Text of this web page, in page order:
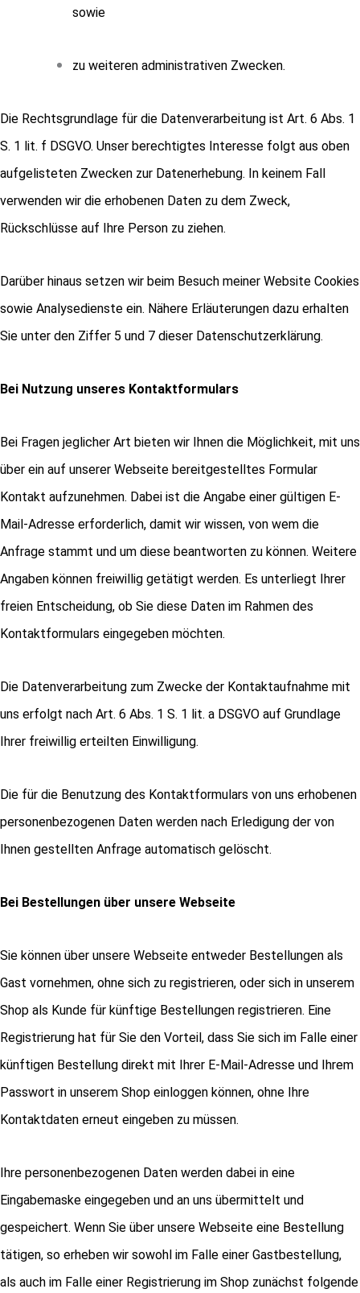
sowie
zu weiteren administrativen Zwecken.
Die Rechtsgrundlage für die Datenverarbeitung ist Art. 6 Abs. 1
S. 1 lit. f DSGVO. Unser berechtigtes Interesse folgt aus oben
aufgelisteten Zwecken zur Datenerhebung. In keinem Fall
verwenden wir die erhobenen Daten zu dem Zweck,
Rückschlüsse auf Ihre Person zu ziehen.
Darüber hinaus setzen wir beim Besuch meiner Website Cookies
sowie Analysedienste ein. Nähere Erläuterungen dazu erhalten
Sie unter den Ziffer 5 und 7 dieser Datenschutzerklärung.
Bei Nutzung unseres Kontaktformulars
Bei Fragen jeglicher Art bieten wir Ihnen die Möglichkeit, mit uns
über ein auf unserer Webseite bereitgestelltes Formular
Kontakt aufzunehmen. Dabei ist die Angabe einer gültigen E-
Mail-Adresse erforderlich, damit wir wissen, von wem die
Anfrage stammt und um diese beantworten zu können. Weitere
Angaben können freiwillig getätigt werden. Es unterliegt Ihrer
freien Entscheidung, ob Sie diese Daten im Rahmen des
Kontaktformulars eingegeben möchten.
Die Datenverarbeitung zum Zwecke der Kontaktaufnahme mit
uns erfolgt nach Art. 6 Abs. 1 S. 1 lit. a DSGVO auf Grundlage
Ihrer freiwillig erteilten Einwilligung.
Die für die Benutzung des Kontaktformulars von uns erhobenen
personenbezogenen Daten werden nach Erledigung der von
Ihnen gestellten Anfrage automatisch gelöscht.
Bei Bestellungen über unsere Webseite
Sie können über unsere Webseite entweder Bestellungen als
Gast vornehmen, ohne sich zu registrieren, oder sich in unserem
Shop als Kunde für künftige Bestellungen registrieren. Eine
Registrierung hat für Sie den Vorteil, dass Sie sich im Falle einer
künftigen Bestellung direkt mit Ihrer E-Mail-Adresse und Ihrem
Passwort in unserem Shop einloggen können, ohne Ihre
Kontaktdaten erneut eingeben zu müssen.
Ihre personenbezogenen Daten werden dabei in eine
Eingabemaske eingegeben und an uns übermittelt und
gespeichert. Wenn Sie über unsere Webseite eine Bestellung
tätigen, so erheben wir sowohl im Falle einer Gastbestellung,
als auch im Falle einer Registrierung im Shop zunächst folgende